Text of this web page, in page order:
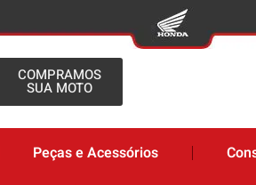
COMPRAMOS
SUA MOTO
Peças e Acessórios